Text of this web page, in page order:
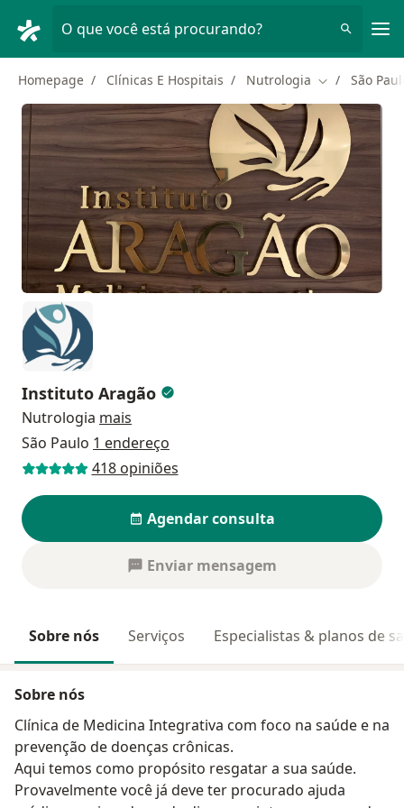
O que você está procurando?
Homepage Clínicas E Hospitais Nutrologia Mudar de
São
Instituto Aragão
Nutrologia mais
São Paulo 1 endereço
418 opiniões
Agendar consulta
Enviar mensagem
Sobre nós Serviços Especialistas & planos de
Sobre nós
Clínica de Medicina Integrativa com foco na saúde e na
prevenção de doenças crônicas.
Aqui temos como propósito resgatar a sua saúde.
Provavelmente você já deve ter procurado ajuda